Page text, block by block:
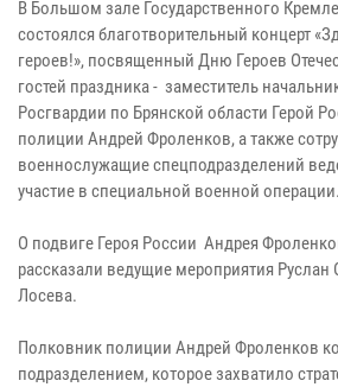
В Большом зале Государственного
состоялся благотворительный концерт
героев!», посвященный Дню Героев
гостей праздника - заместитель
Росгвардии по Брянской области Герой
полиции Андрей Фроленков, а также
военнослужащие спецподразделений
участие в специальной военной операции.
О подвиге Героя России Андрея
рассказали ведущие мероприятия Руслан
Лосева.
Полковник полиции Андрей Фроленков
подразделением, которое захватило